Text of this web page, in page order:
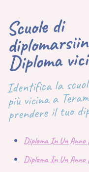
Scuole di
Diploma
Identifica la
più vicina a
prendere il tuo
Diploma In Un Anno
Diploma In Un Anno